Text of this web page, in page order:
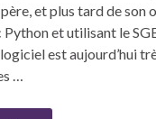
et plus tard de son
Python et utilisant le
est aujourd’hui
…